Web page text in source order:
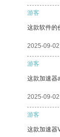
游客
这款软件的
2025-09-02
游客
这款加速器
2025-09-02
游客
这款加速器